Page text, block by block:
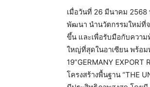
เมื่อวันที่ 26 มีนาคม
พัฒนา นำนวัตกรรมใหม่ที่
ขึ้น และเพื่อรับมือกับควา
ใหญ่ที่สุดในอาเซียน พร้อม
19”GERMANY
โครงสร้างพื้นฐาน “THE